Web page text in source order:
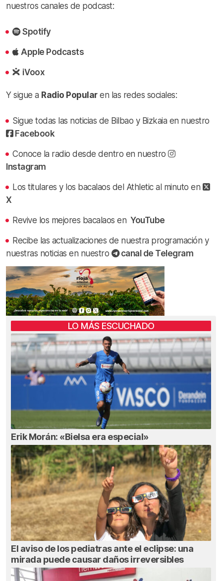
nuestros canales de podcast:
Spotify
Apple Podcasts
iVoox
Y sigue a Radio Popularen las redes sociales:
Sigue todas las noticias de Bilbao y Bizkaia en nuestro
Facebook
Conoce la radio desde dentro en nuestro
Instagram
Los titulares y los bacalaos del Athletic al minuto en
X
Revive los mejores bacalaos en YouTube
Recibe las actualizaciones de nuestra programación y
nuestras noticias en nuestro
canal de Telegram
LO MÁS ESCUCHADO
Erik Morán: «Bielsa era especial»
El aviso de los pediatras ante el eclipse: una
mirada puede causar daños irreversibles